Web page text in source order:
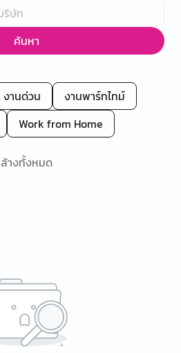
ค้นหา
งานด่วน
งานพาร์ทไทม์
Work from Home
ล้างทั้งหมด